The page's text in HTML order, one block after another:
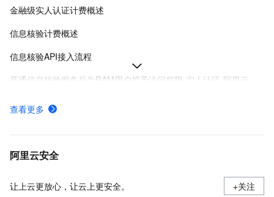
金融级实人认证计费概述
信息核验计费概述
信息核验API接入流程
开通信息核验服务后为RAM用户授予访问权限-实人认证-阿里云
金融级实人认证方案PC&H5网页接入场景服务端SDK集成
如何开通金融级实人认证服务
查看更多
阿里云安全
让上云更放心，让云上更安全。 +关注